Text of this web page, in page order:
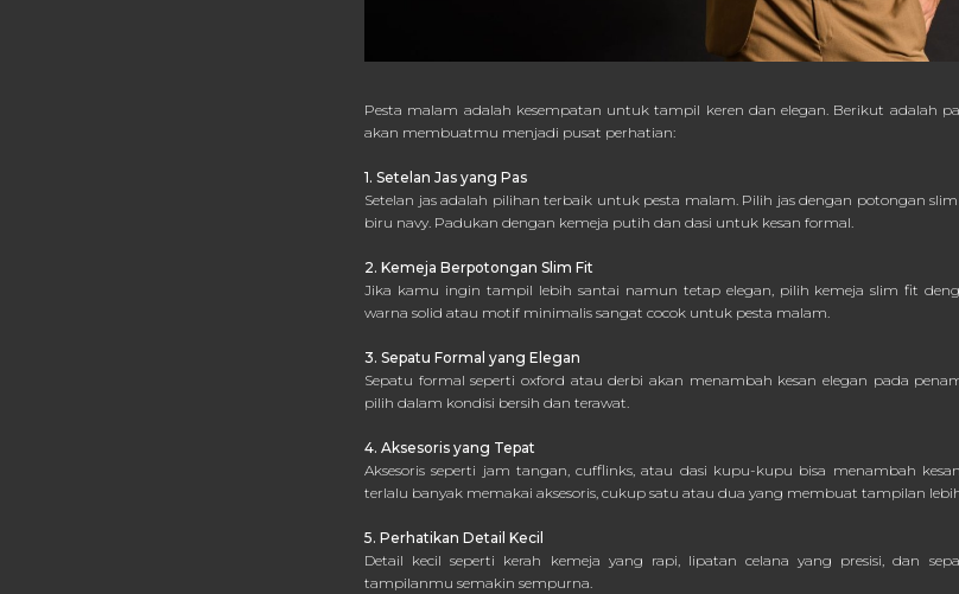
Pesta malam adalah kesempatan untuk tampil keren dan elegan. Berikut adalah
akan membuatmu menjadi pusat perhatian:
1. Setelan Jas yang Pas
Setelan jas adalah pilihan terbaik untuk pesta malam. Pilih jas dengan potongan
biru navy. Padukan dengan kemeja putih dan dasi untuk kesan formal.
2. Kemeja Berpotongan Slim Fit
Jika kamu ingin tampil lebih santai namun tetap elegan, pilih kemeja slim fit
warna solid atau motif minimalis sangat cocok untuk pesta malam.
3. Sepatu Formal yang Elegan
Sepatu formal seperti oxford atau derbi akan menambah kesan elegan pada
pilih dalam kondisi bersih dan terawat.
4. Aksesoris yang Tepat
Aksesoris seperti jam tangan, cufflinks, atau dasi kupu-kupu bisa menambah
terlalu banyak memakai aksesoris, cukup satu atau dua yang membuat tampilan
5. Perhatikan Detail Kecil
Detail kecil seperti kerah kemeja yang rapi, lipatan celana yang presisi, dan
tampilanmu semakin sempurna.